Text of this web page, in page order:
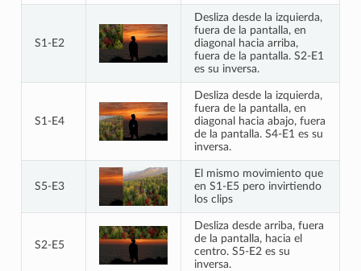
S1-E2
Desliza desde la izquierda,
fuera de la pantalla, en
diagonal hacia arriba,
fuera de la pantalla. S2-E1
es su inversa.
S1-E4
Desliza desde la izquierda,
fuera de la pantalla, en
diagonal hacia abajo, fuera
de la pantalla. S4-E1 es su
inversa.
S5-E3
El mismo movimiento que
en S1-E5 pero invirtiendo
los clips
S2-E5
Desliza desde arriba, fuera
de la pantalla, hacia el
centro. S5-E2 es su
inversa.